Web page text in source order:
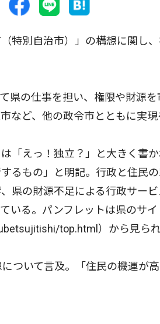
別自治市）」の構想に関し
の仕事を担い、権限や財源を
など、他の政令市とともに実現
えっ！独立？」と大きく書
るもの」と明記。行政と住民
県の財源不足による行政サービ
いる。パンフレットは県のサイ
top.html）から見られ
いて言及。「住民の機運が